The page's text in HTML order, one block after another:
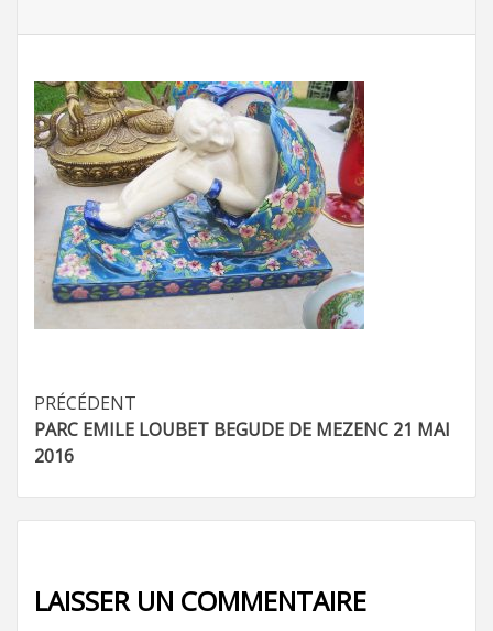
Navigation
d’article
PRÉCÉDENT
PARC EMILE LOUBET BEGUDE DE MEZENC 21 MAI
2016
LAISSER UN COMMENTAIRE